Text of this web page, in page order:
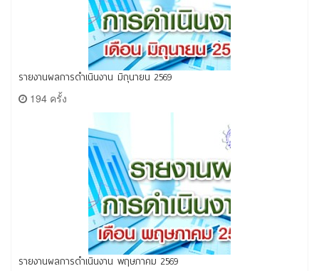
รายงานผลการดำเนินงาน มิถุนายน 2569
194 ครั้ง
รายงานผลการดำเนินงาน พฤษภาคม 2569